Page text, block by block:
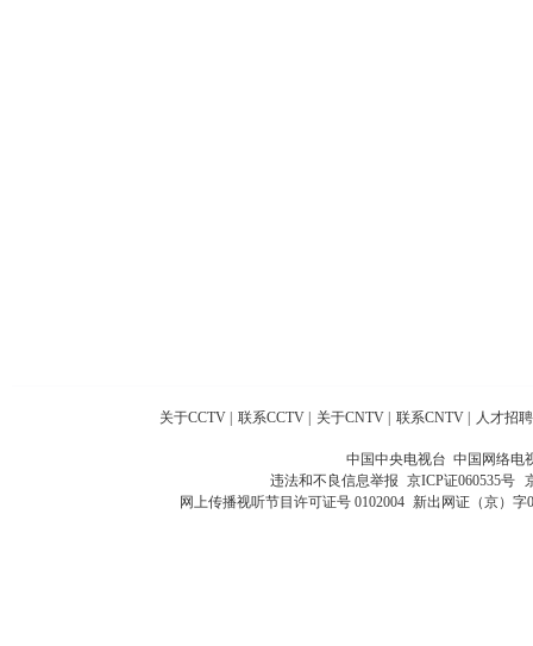
关于CCTV 联系CCTV 关于CNTV 联系CNTV 人才招聘
中国中央电视台 中国网络电
违法和不良信息举报 京ICP证060535号
网上传播视听节目许可证号 0102004 新出网证（京）